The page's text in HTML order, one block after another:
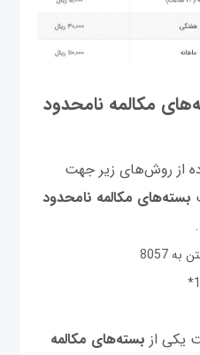
مکالمه نامحدود
از روش‌های زیر جهت
بسته‌های مکالمه نامحدود
8057
یکی از بسته‌های مکالمه